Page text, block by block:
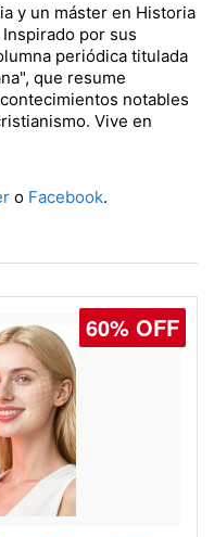
y un máster en Historia
por sus
periódica titulada
que resume
notables
Vive en
o Facebook.
60% OFF
77% OFF